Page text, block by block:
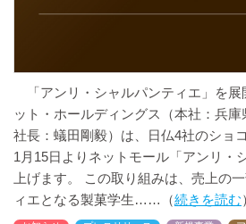
「アンリ・シャルパンティエ」を展
ット・ホールディングス（本社：兵
社長：蟻田剛毅）は、日仏4社のショ
1月15日よりネットモール「アンリ・
上げます。 この取り組みは、売上の
ィエとなる製菓学生
続きを読む